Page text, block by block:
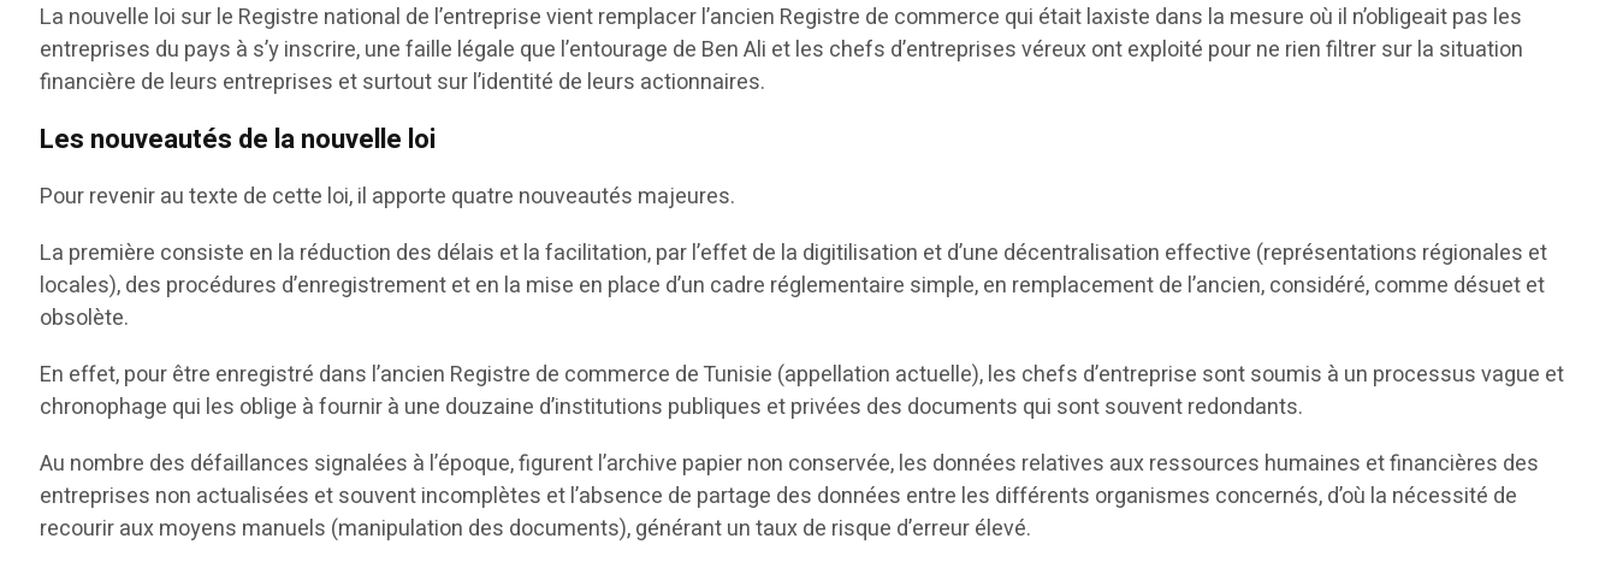
La nouvelle loi sur le Registre national de l’entreprise vient remplacer l’ancien Registre de commerce qui était laxiste dans la mesure où il n’obligeait pas les
entreprises du pays à s’y inscrire, une faille légale que l’entourage de Ben Ali et les chefs d’entreprises véreux ont exploité pour ne rien filtrer sur la situation
financière de leurs entreprises et surtout sur l’identité de leurs actionnaires.
Les nouveautés de la nouvelle loi
Pour revenir au texte de cette loi, il apporte quatre nouveautés majeures.
La première consiste en la réduction des délais et la facilitation, par l’effet de la digitilisation et d’une décentralisation effective (représentations régionales et
locales), des procédures d’enregistrement et en la mise en place d’un cadre réglementaire simple, en remplacement de l’ancien, considéré, comme désuet et
obsolète.
En effet, pour être enregistré dans l’ancien Registre de commerce de Tunisie (appellation actuelle), les chefs d’entreprise sont soumis à un processus vague et
chronophage qui les oblige à fournir à une douzaine d’institutions publiques et privées des documents qui sont souvent redondants.
Au nombre des défaillances signalées à l’époque, figurent l’archive papier non conservée, les données relatives aux ressources humaines et financières des
entreprises non actualisées et souvent incomplètes et l’absence de partage des données entre les différents organismes concernés, d’où la nécessité de
recourir aux moyens manuels (manipulation des documents), générant un taux de risque d’erreur élevé.